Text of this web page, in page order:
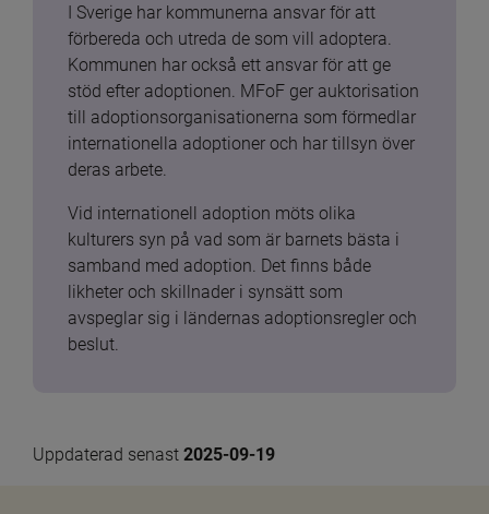
I Sverige har kommunerna ansvar för att
förbereda och utreda de som vill adoptera.
Kommunen har också ett ansvar för att ge
stöd efter adoptionen. MFoF ger auktorisation
till adoptionsorganisationerna som förmedlar
internationella adoptioner och har tillsyn över
deras arbete.
Vid internationell adoption möts olika
kulturers syn på vad som är barnets bästa i
samband med adoption. Det finns både
likheter och skillnader i synsätt som
avspeglar sig i ländernas adoptionsregler och
beslut.
Uppdaterad senast 2025-09-19